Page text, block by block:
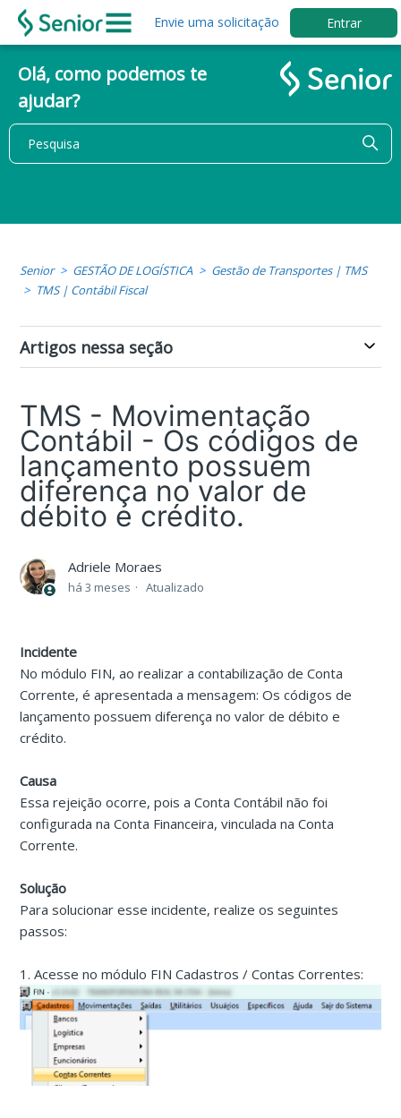
Envie uma solicitação Entrar
Olá, como podemos te
ajudar?
Senior GESTÃO DE LOGÍSTICA
Gestão de Transportes | TMS
TMS | Contábil Fiscal
Artigos nessa seção
TMS - Movimentação
Contábil - Os códigos de
lançamento possuem
diferença no valor de
débito e crédito.
Adriele Moraes
há 3 meses Atualizado
Incidente
No módulo FIN, ao realizar a contabilização de Conta
Corrente, é apresentada a mensagem: Os códigos de
lançamento possuem diferença no valor de débito e
crédito.
Causa
Essa rejeição ocorre, pois a Conta Contábil não foi
configurada na Conta Financeira, vinculada na Conta
Corrente.
Solução
Para solucionar esse incidente, realize os seguintes
passos:
1. Acesse no módulo FIN Cadastros / Contas Correntes: